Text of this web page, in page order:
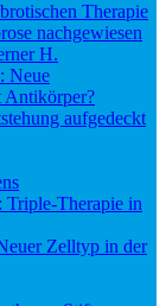
Therapie
nachgewiesen
H.
Neue
Antikörper?
aufgedeckt
Triple-Therapie in
Zelltyp in der